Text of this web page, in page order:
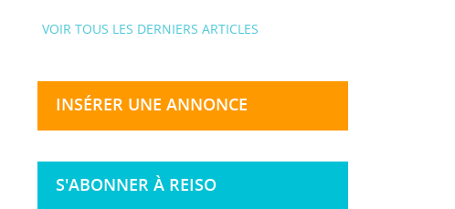
VOIR TOUS LES DERNIERS ARTICLES
INSÉRER UNE ANNONCE
S'ABONNER À REISO